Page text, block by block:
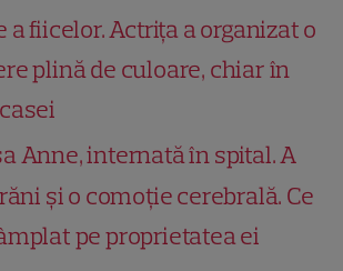
a fiicelor. Actrița a organizat o
plină de culoare, chiar în
Anne, internată în spital. A
și o comoție cerebrală. Ce
pe proprietatea ei